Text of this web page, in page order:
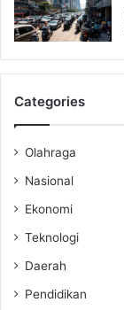
Categories
Olahraga
Nasional
Ekonomi
Teknologi
Daerah
Pendidikan